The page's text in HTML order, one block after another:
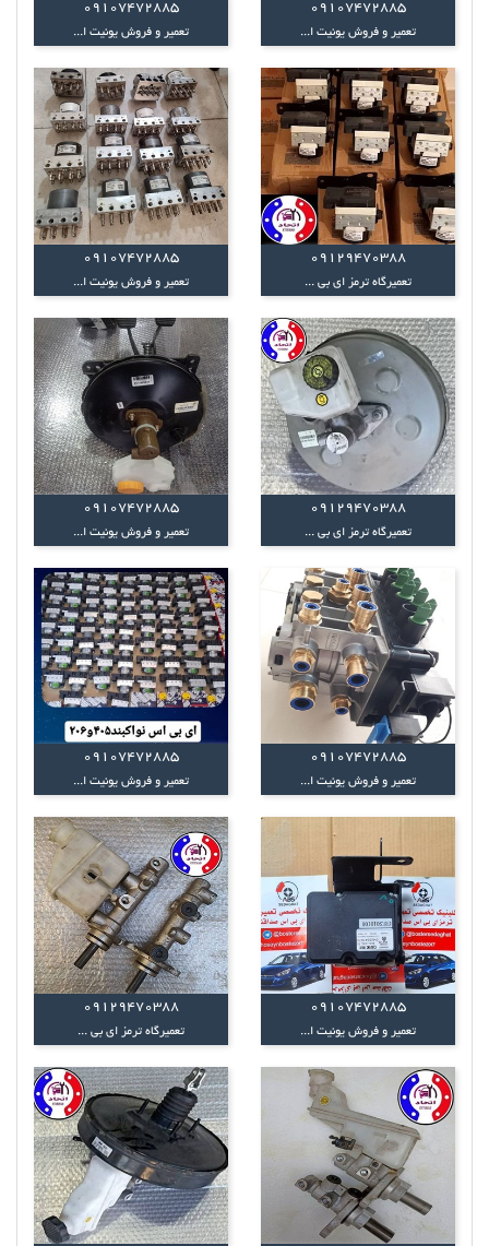
09107472885
تعمیر و فروش یونیت ا...
09107472885
تعمیر و فروش یونیت ا...
09129470388
تعمیرگاه ترمز ای بی ...
09107472885
تعمیر و فروش یونیت ا...
09129470388
تعمیرگاه ترمز ای بی ...
09107472885
تعمیر و فروش یونیت ا...
09107472885
تعمیر و فروش یونیت ا...
09107472885
تعمیر و فروش یونیت ا...
09107472885
تعمیر و فروش یونیت ا...
09129470388
تعمیرگاه ترمز ای بی ...